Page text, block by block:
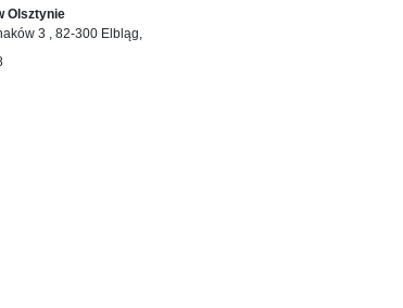
Olsztynie
3 , 82-300 Elbląg,